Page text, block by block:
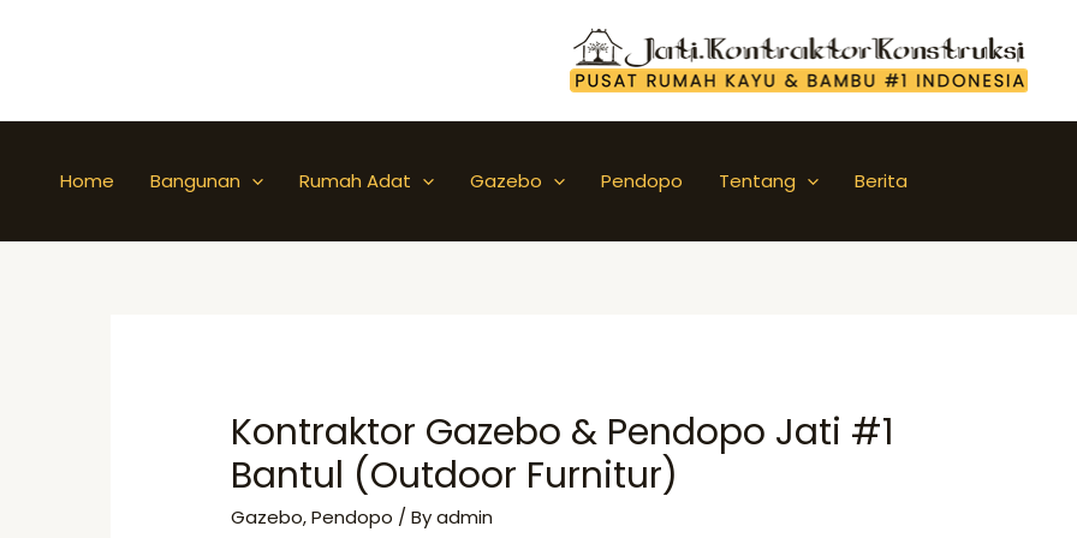
Home Bangunan Rumah Adat Gazebo Pendopo Tentang Berita
Kontraktor Gazebo & Pendopo Jati #1
Bantul (Outdoor Furnitur)
Gazebo,Pendopo / Byadmin